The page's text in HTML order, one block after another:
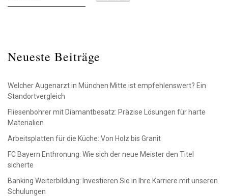
Neueste Beiträge
Welcher Augenarzt in München Mitte ist empfehlenswert? Ein
Standortvergleich
Fliesenbohrer mit Diamantbesatz: Präzise Lösungen für harte
Materialien
Arbeitsplatten für die Küche: Von Holz bis Granit
FC Bayern Enthronung: Wie sich der neue Meister den Titel
sicherte
Banking Weiterbildung: Investieren Sie in Ihre Karriere mit unseren
Schulungen